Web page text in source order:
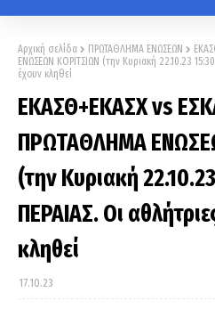
Αρχική σελίδα ΠΡΩΤΑΘΛΗΜΑ ΕΝΩΣΕΩΝ
ΕΝΩΣΕΩΝ ΚΟΡΙΤΣΙΩΝ (την Κυριακή 22.10.23
έχουν κληθεί
ΕΚΑΣΘ+ΕΚΑΣΧ vs
ΠΡΩΤΑΘΛΗΜΑ
(την Κυριακή
ΠΕΡΑΙΑΣ. Οι
κληθεί
17.10.23